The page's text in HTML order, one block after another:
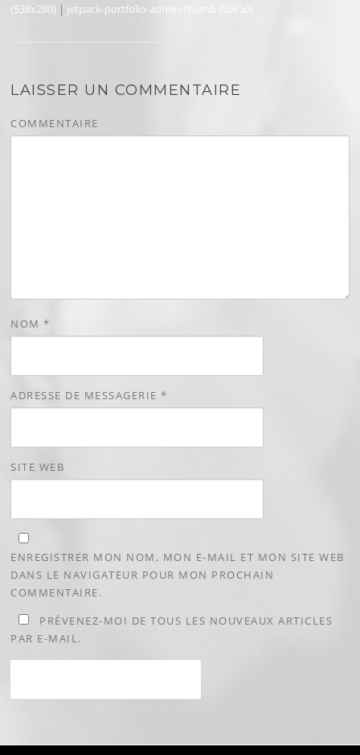
(538x280) | jetpack-portfolio-admin-thumb (50x50)
LAISSER UN COMMENTAIRE
COMMENTAIRE
NOM*
ADRESSE DE MESSAGERIE*
SITE WEB
ENREGISTRER MON NOM, MON E-MAIL ET MON SITE WEB
DANS LE NAVIGATEUR POUR MON PROCHAIN
COMMENTAIRE.
PRÉVENEZ-MOI DE TOUS LES NOUVEAUX ARTICLES
PAR E-MAIL.